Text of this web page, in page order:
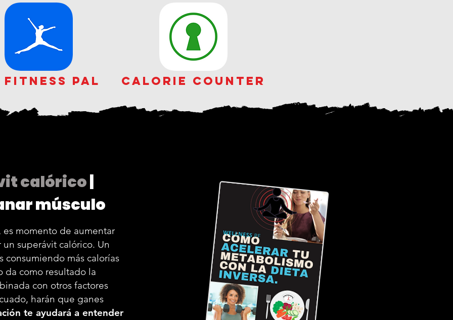
fitness pal calorie counter
calórico
músculo
momento de aumentar
superávit calórico. Un
consumiendo más calorías
da como resultado la
con otros factores
harán que ganes
te ayudará a entender